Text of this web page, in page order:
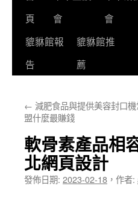
頁
會
會
貔貅館報
告
貔貅館推
薦
← 減肥食品與提供美容封口
盟什麼最賺錢
軟骨素產品相
北網頁設計
發佈日期: 2023-02-18 ， 作者: